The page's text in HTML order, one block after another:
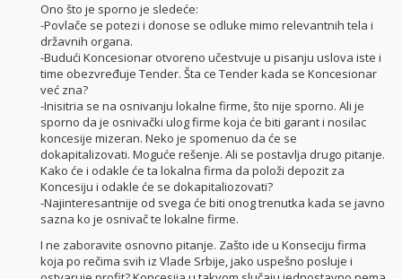
Ono što je sporno je sledeće:
-Povlače se potezi i donose se odluke mimo relevantnih tela i
državnih organa.
-Budući Koncesionar otvoreno učestvuje u pisanju uslova iste i
time obezvređuje Tender. Šta ce Tender kada se Koncesionar
već zna?
-Inisitria se na osnivanju lokalne firme, što nije sporno. Ali je
sporno da je osnivački ulog firme koja će biti garant i nosilac
koncesije mizeran. Neko je spomenuo da će se
dokapitalizovati. Moguće rešenje. Ali se postavlja drugo pitanje.
Kako će i odakle će ta lokalna firma da položi depozit za
Koncesiju i odakle će se dokapitaliozovati?
-Najinteresantnije od svega će biti onog trenutka kada se javno
sazna ko je osnivač te lokalne firme.
I ne zaboravite osnovno pitanje. Zašto ide u Konseciju firma
koja po rečima svih iz Vlade Srbije, jako uspešno posluje i